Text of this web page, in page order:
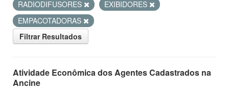
RADIODIFUSORES
EXIBIDORES
EMPACOTADORAS
Filtrar Resultados
Atividade Econômica dos Agentes Cadastrados na
Ancine